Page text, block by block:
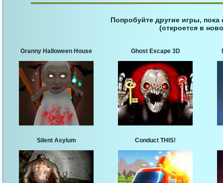
Попробуйте другие игры,
(откроется в
Granny Halloween House Ghost Escape 3D
Silent Asylum Conduct THIS!